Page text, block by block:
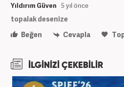
Yıldırım Güven 5 yıl önce
topalak desenize
Beğen
Cevapla
İLGİNİZİ ÇEKEBİLİR